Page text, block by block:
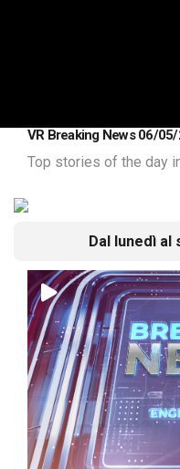
VR Breaking News 06/
Top stories of the day
Dal lunedì al